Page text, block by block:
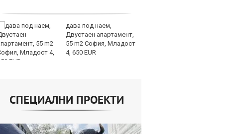
дава под наем,
Двустаен апартамент,
55 m2 София, Младост
4, 650 EUR
СПЕЦИАЛНИ ПРОЕКТИ